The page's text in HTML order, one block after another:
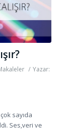
/ Yazar:
sayıda
Ses,veri ve